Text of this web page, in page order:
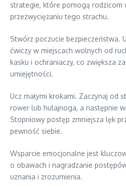
strategie, które pomogą rodzicom
przezwyciężaniu tego strachu.
Stwórz poczucie bezpieczeństwa.
ćwiczy w miejscach wolnych od
kasku i ochraniaczy, co zwiększa
umiejętności.
Ucz małymi krokami. Zaczynaj od
rower lub hulajnoga, a następnie
Stopniowy postęp zmniejsza lęk
pewność siebie.
Wsparcie emocjonalne jest
o obawach i nagradzanie
uznania i zrozumienia.